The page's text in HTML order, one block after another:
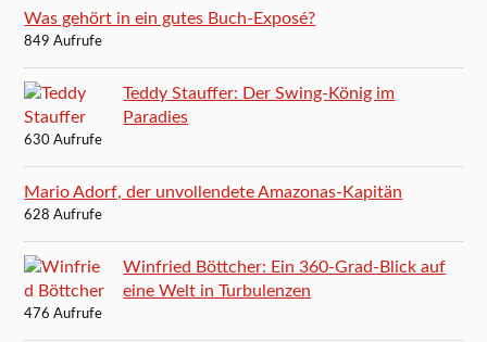
Was gehört in ein gutes Buch-Exposé?
849 Aufrufe
Teddy Stauffer: Der Swing-König im
Paradies
630 Aufrufe
Mario Adorf, der unvollendete Amazonas-Kapitän
628 Aufrufe
Winfried Böttcher: Ein 360-Grad-Blick auf
eine Welt in Turbulenzen
476 Aufrufe